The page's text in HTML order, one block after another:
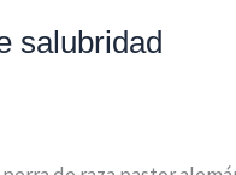
salubridad